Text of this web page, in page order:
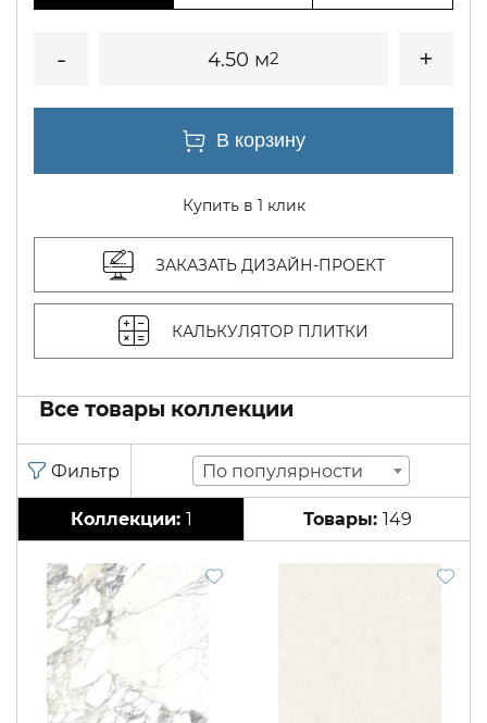
4.50 м2
Купить в 1 клик
ЗАКАЗАТЬ ДИЗАЙН-ПРОЕКТ
КАЛЬКУЛЯТОР ПЛИТКИ
Все товары коллекции
По популярности
1 149